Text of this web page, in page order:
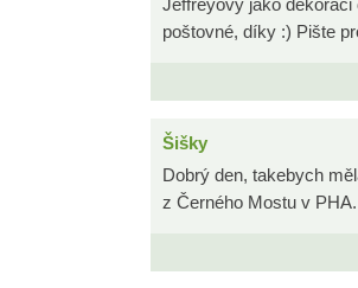
Jeffreyovy jako
poštovné, díky :) Pište
Šišky
Dobrý den, takebych
z Černého Mostu v